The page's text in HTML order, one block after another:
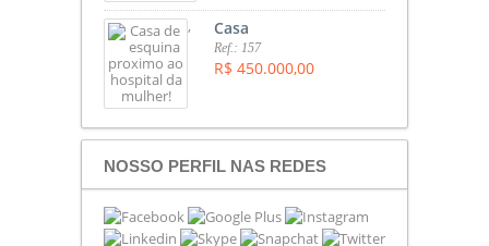
, Casa
Ref.: 157
R$ 450.000,00
NOSSO PERFIL NAS REDES